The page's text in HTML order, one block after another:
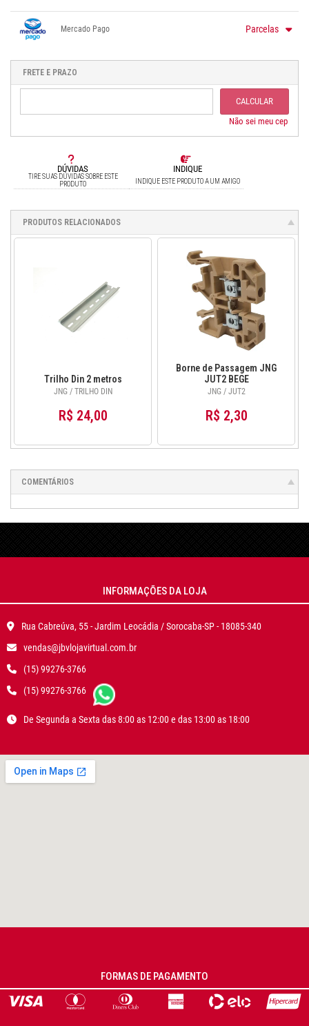
DÚVIDAS
TIRE SUAS DÚVIDAS SOBRE ESTE
PRODUTO
INDIQUE
INDIQUE ESTE PRODUTO A UM AMIGO
..
Mercado Pago Parcelas
...
FRETE E PRAZO
CALCULAR
Não sei meu cep
PRODUTOS RELACIONADOS
Trilho Din 2 metros
JNG / TRILHO DIN
R$ 24,00
Borne de Passagem JNG
JUT2 BEGE
JNG / JUT2
R$ 2,30
COMENTÁRIOS
INFORMAÇÕES DA LOJA
Rua Cabreúva, 55 - Jardim Leocádia / Sorocaba-SP - 18085-340
vendas@jbvlojavirtual.com.br
(15) 99276-3766
(15) 99276-3766
De Segunda a Sexta das 8:00 as 12:00 e das 13:00 as 18:00
FORMAS DE PAGAMENTO